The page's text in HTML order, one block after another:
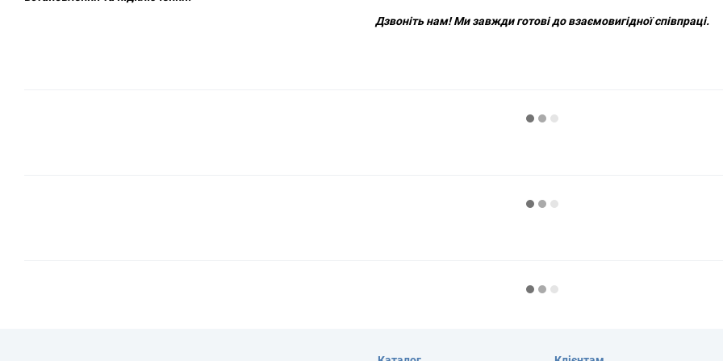
Дзвоніть нам!Ми завжди готові до взаємовигідної співпраці.